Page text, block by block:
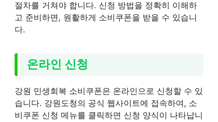
절차를 거쳐야 합니다. 신청 방법을 정확히 이해하
고 준비하면, 원활하게 소비쿠폰을 받을 수 있습니
다.
온라인 신청
강원 민생회복 소비쿠폰은 온라인으로 신청할 수 있
습니다. 강원도청의 공식 웹사이트에 접속하여, 소
비쿠폰 신청 메뉴를 클릭하면 신청 양식이 나타납니